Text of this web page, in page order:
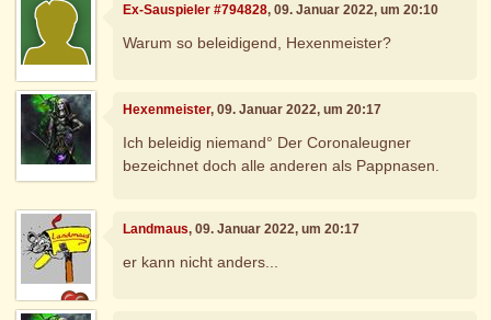
Ex-Sauspieler #794828, 09. Januar 2022, um 20:10
Warum so beleidigend, Hexenmeister?
Hexenmeister, 09. Januar 2022, um 20:17
Ich beleidig niemand° Der Coronaleugner
bezeichnet doch alle anderen als Pappnasen.
Landmaus, 09. Januar 2022, um 20:17
er kann nicht anders...